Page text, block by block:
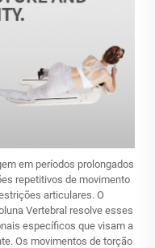
em períodos prolongados
repetitivos de movimento
articulares. O
Vertebral resolve esses
específicos que visam a
Os movimentos de torção